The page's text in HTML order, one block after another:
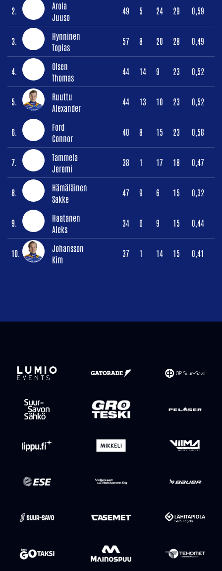
2.
Arola
Juuso
49 5 24 29 0,59
3.
Hynninen
Topias
57 8 20 28 0,49
4.
Olsen
Thomas
44 14 9 23 0,52
5.
Ruuttu
Alexander
44 13 10 23 0,52
6.
Ford
Connor
40 8 15 23 0,58
7.
Tammela
Jeremi
38 1 17 18 0,47
8.
Hämäläinen
Sakke
47 9 6 15 0,32
9.
Haatanen
Aleks
34 6 9 15 0,44
10.
Johansson
Kim
37 1 14 15 0,41